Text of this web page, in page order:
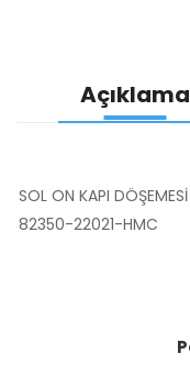
Açıklama
SOL ON KAPI
82350-22021-HMC